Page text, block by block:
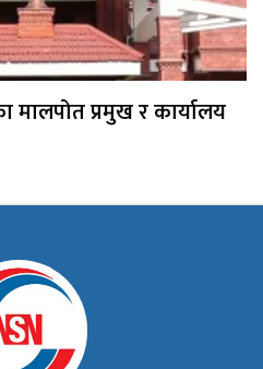
प्रमुख र कार्यालय